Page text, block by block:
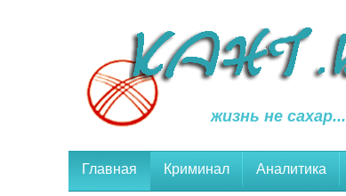
жизнь не сахар...
Главная Криминал Аналитика